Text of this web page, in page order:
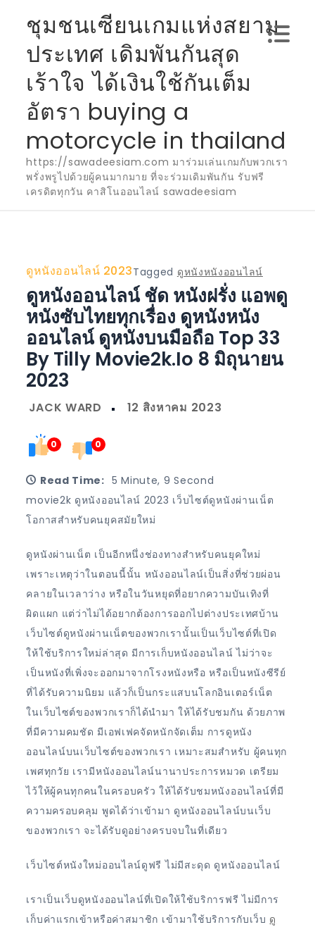
content
ชุมชนเซียนเกมแห่งสยาม
ประเทศ เดิมพันกันสุด
เร้าใจ ได้เงินใช้กันเต็ม
อัตรา buying a
motorcycle in thailand
https://sawadeesiam.com มาร่วมเล่นเกมกับพวกเรา
พรั่งพรูไปด้วยผู้คนมากมาย ที่จะร่วมเดิมพันกัน รับฟรี
เครดิตทุกวัน คาสิโนออนไลน์ sawadeesiam
ดูหนังออนไลน์ 2023Tagged ดูหนังหนังออนไลน์
ดูหนังออนไลน์ ชัด หนังฝรั่ง แอพดู
หนังซับไทยทุกเรื่อง ดูหนังหนัง
ออนไลน์ ดูหนังบนมือถือ Top 33
By Tilly Movie2k.io 8 มิถุนายน
2023
0 0
Read Time: 5 Minute, 9 Second
movie2k ดูหนังออนไลน์ 2023 เว็บไซต์ดูหนังผ่านเน็ต
โอกาสสำหรับคนยุคสมัยใหม่
ดูหนังผ่านเน็ต เป็นอีกหนึ่งช่องทางสำหรับคนยุคใหม่
เพราะเหตุว่าในตอนนี้นั้น หนังออนไลน์เป็นสิ่งที่ช่วยผ่อน
คลายในเวลาว่าง หรือในวันหยุดที่อยากความบันเทิงที่
ผิดแผก แต่ว่าไม่ได้อยากต้องการออกไปต่างประเทศบ้าน
เว็บไซต์ดูหนังผ่านเน็ตของพวกเรานั้นเป็นเว็บไซต์ที่เปิด
ให้ใช้บริการใหม่ล่าสุด มีการเก็บหนังออนไลน์ ไม่ว่าจะ
เป็นหนังที่เพิ่งจะออกมาจากโรงหนังหรือ หรือเป็นหนังซีรีย์
ที่ได้รับความนิยม แล้วก็เป็นกระแสบนโลกอินเตอร์เน็ต
ในเว็บไซต์ของพวกเราก็ได้นำมา ให้ได้รับชมกัน ด้วยภาพ
ที่มีความคมชัด มีเอฟเฟคจัดหนักจัดเต็ม การดูหนัง
ออนไลน์บนเว็บไซต์ของพวกเรา เหมาะสมสำหรับ ผู้คนทุก
เพศทุกวัย เรามีหนังออนไลน์นานาประการหมวด เตรียม
ไว้ให้ผู้คนทุกคนในครอบครัว ให้ได้รับชมหนังออนไลน์ที่มี
ความครอบคลุม พูดได้ว่าเข้ามา ดูหนังออนไลน์บนเว็บ
ของพวกเรา จะได้รับดูอย่างครบจบในที่เดียว
เว็บไซต์หนังใหม่ออนไลน์ดูฟรี ไม่มีสะดุด ดูหนังออนไลน์
เราเป็นเว็บดูหนังออนไลน์ที่เปิดให้ใช้บริการฟรี ไม่มีการ
เก็บค่าแรกเข้าหรือค่าสมาชิก เข้ามาใช้บริการกับเว็บ ดู